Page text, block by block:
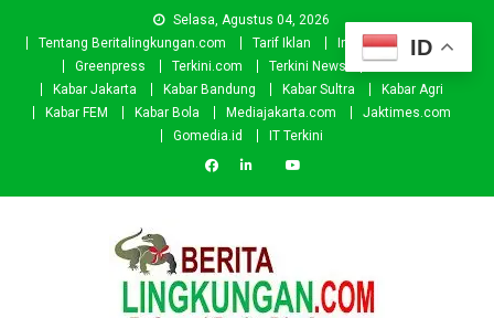
Selasa, Agustus 04, 2026
Tentang Beritalingkungan.com
Tarif Iklan Investor
Donasi
Greenpress
Terkini.com Terkini News
Kabar.id
Kabar Jakarta
Kabar Bandung Kabar Sultra
Kabar Agri
Kabar FEM
Kabar Bola Mediajakarta.com
Jaktimes.com
Gomedia.id
IT Terkini
ID